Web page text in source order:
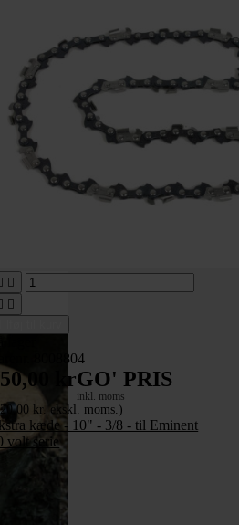


8008804
krGO' PRIS
inkl. moms
kr. ekskl. moms.)
kæde - 10" - 3/8 - til Eminent
volt serie